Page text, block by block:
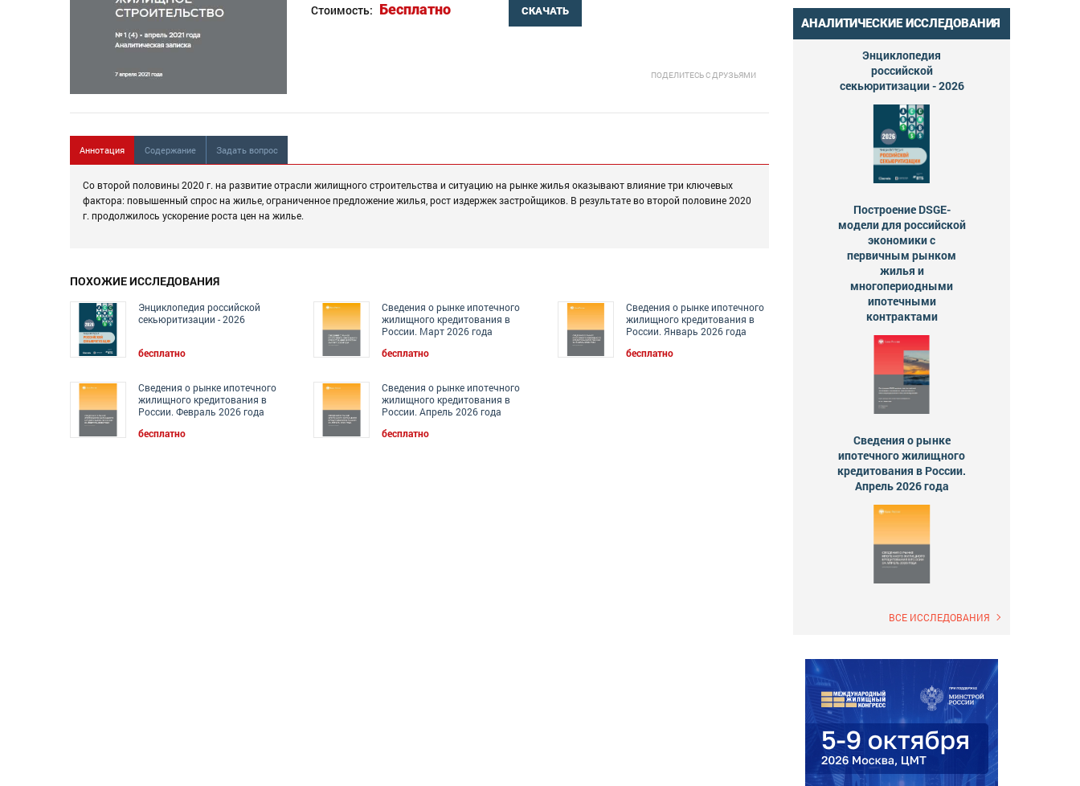
Стоимость: Бесплатно СКАЧАТЬ
ПОДЕЛИТЕСЬ С ДРУЗЬЯМИ
Аннотация Содержание Задать вопрос
Со второй половины 2020 г. на развитие отрасли жилищного строительства и ситуацию на рынке жилья оказывают влияние три ключевых
фактора: повышенный спрос на жилье, ограниченное предложение жилья, рост издержек застройщиков. В результате во второй половине 2020
г. продолжилось ускорение роста цен на жилье.
ПОХОЖИЕ ИССЛЕДОВАНИЯ
Энциклопедия российской
секьюритизации - 2026
бесплатно
Сведения о рынке ипотечного
жилищного кредитования в
России. Март 2026 года
бесплатно
Сведения о рынке ипотечного
жилищного кредитования в
России. Январь 2026 года
бесплатно
Сведения о рынке ипотечного
жилищного кредитования в
России. Февраль 2026 года
бесплатно
Сведения о рынке ипотечного
жилищного кредитования в
России. Апрель 2026 года
бесплатно
АНАЛИТИЧЕСКИЕ ИССЛЕДОВАНИЯ
Энциклопедия
российской
секьюритизации - 2026
Построение DSGE-
модели для российской
экономики с
первичным рынком
жилья и
многопериодными
ипотечными
контрактами
Сведения о рынке
ипотечного жилищного
кредитования в России.
Апрель 2026 года
ВСЕ ИССЛЕДОВАНИЯ